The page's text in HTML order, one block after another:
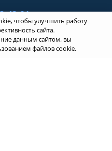
43-21
бесплатный
за услугами, вы даете согласие
чтобы улучшить работу
сайта.
данным сайтом, вы
файлов cookie.